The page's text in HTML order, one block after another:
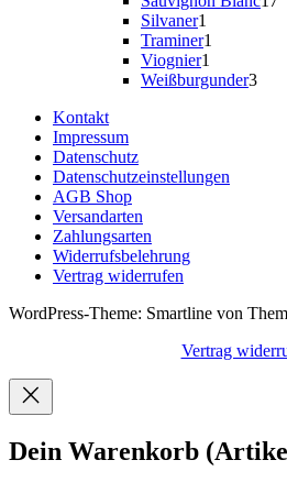
Silvaner1
Produkt
Traminer1
Viognier1
Produkt
Weißburgunder33
Kontakt
Impressum
Datenschutz
Datenschutzeinstellungen
AGB Shop
Versandarten
Zahlungsarten
Widerrufsbelehrung
Vertrag widerrufen
WordPress-Theme: Smartline von
Vertrag
Dein Warenkorb